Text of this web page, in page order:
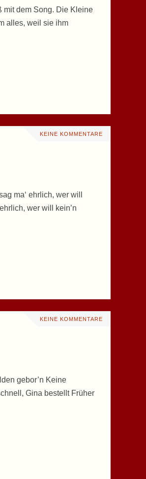
mit dem Song. Die Kleine
alles, weil sie ihm
KEINE KOMMENTARE
ma‘ ehrlich, wer will
wer will kein’n
KEINE KOMMENTARE
gebor’n Keine
Gina bestellt Früher